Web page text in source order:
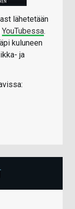
lähetetään
YouTubessa.
kuluneen
ja